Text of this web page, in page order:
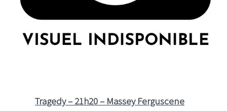
Tragedy – 21h20 – Massey Ferguscene